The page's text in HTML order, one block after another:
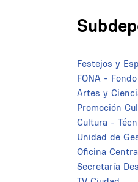
Festejos y
FONA -
Artes y
Promoción
Cultura -
Unidad de
Oficina
Secretaría